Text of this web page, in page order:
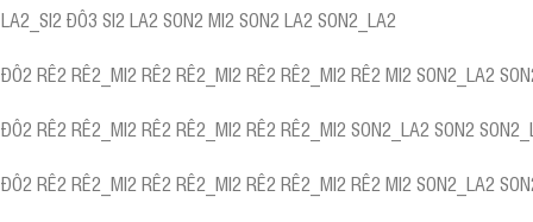
LA2_SI2 ĐÔ3 SI2 LA2 SON2 MI2 SON2 LA2 SON2_LA2
ĐÔ2 RÊ2 RÊ2_MI2 RÊ2 RÊ2_MI2 RÊ2 RÊ2_MI2 RÊ2 MI2 SON2_LA2
ĐÔ2 RÊ2 RÊ2_MI2 RÊ2 RÊ2_MI2 RÊ2 RÊ2_MI2 SON2_LA2 SON2
ĐÔ2 RÊ2 RÊ2_MI2 RÊ2 RÊ2_MI2 RÊ2 RÊ2_MI2 RÊ2 MI2 SON2_LA2